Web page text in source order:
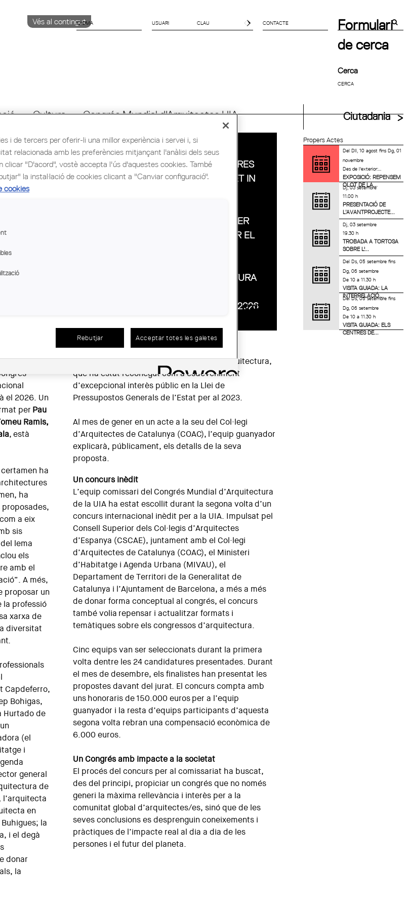
Vés al contingut
IDIOMA CONTACTE
Formulari
de cerca
Cerca
Cultura Congrés Mundial d'Arquitectes UIA Ciutadania
Propers Actes
DelDll, 10 agostfinsDg, 01
novembre
Des de l'exterior:...
EXPOSICIÓ: REPENSEM
OLOT DE LA...
Dj, 03 setembre
11.00 h
PRESENTACIÓ DE
L’AVANTPROJECTE...
Dj, 03 setembre
19.30 h
TROBADA A TORTOSA
SOBRE L'...
DelDs, 05 setembrefins
Dg, 06 setembre
De 10 a 11.30 h
VISITA GUIADA: LA
INTERRELACIÓ...
DelDs, 05 setembrefins
Dg, 06 setembre
De 10 a 11.30 h
VISITA GUIADA: ELS
CENTRES DE...
‘BECOMING,
ARCHITECTURES
FOR A PLANET IN
ESCOLLIDA PER
COMISSARIAR EL
D'ARQUITECTURA
BARCELONA 2026
és
el 2026. Un
per Pau
Ramis,
, està
ha
ha
a eix
sis
lema
els
amb el
A més,
proposar un
la professió
xarxa de
diversitat
Capdeferro,
Bohigas,
Hurtado de
(el
i
general
de
l’arquitecta
en
la
i el degà
donar
la
celebració d’aquest Congrés Mundial d’Arquitectura,
que ha estat reconegut com a esdeveniment
d’excepcional interès públic en la Llei de
Pressupostos Generals de l’Estat per al 2023.
Al mes de gener en un acte a la seu del Col·legi
d’Arquitectes de Catalunya (COAC), l’equip guanyador
explicarà, públicament, els detalls de la seva
proposta.
Un concurs inèdit
L’equip comissari del Congrés Mundial d’Arquitectura
de la UIA ha estat escollit durant la segona volta d’un
concurs internacional inèdit per a la UIA. Impulsat pel
Consell Superior dels Col·legis d’Arquitectes
d’Espanya (CSCAE), juntament amb el Col·legi
d’Arquitectes de Catalunya (COAC), el Ministeri
d’Habitatge i Agenda Urbana (MIVAU), el
Departament de Territori de la Generalitat de
Catalunya i l’Ajuntament de Barcelona, a més a més
de donar forma conceptual al congrés, el concurs
també volia repensar i actualitzar formats i
temàtiques sobre els congressos d’arquitectura.
Cinc equips van ser seleccionats durant la primera
volta dentre les 24 candidatures presentades. Durant
el mes de desembre, els finalistes han presentat les
propostes davant del jurat. El concurs compta amb
uns honoraris de 150.000 euros per a l’equip
guanyador i la resta d’equips participants d’aquesta
segona volta rebran una compensació econòmica de
6.000 euros.
Un Congrés amb impacte a la societat
El procés del concurs per al comissariat ha buscat,
des del principi, propiciar un congrés que no només
generi la màxima rellevància i interès per a la
comunitat global d’arquitectes/es, sinó que de les
seves conclusions es desprenguin coneixements i
pràctiques de l’impacte real al dia a dia de les
persones i el futur del planeta.
i de tercers per oferir-li una millor experiència i servei i, si
relacionada amb les preferències mitjançant l'anàlisi dels seus
clicar "D'acord", vostè accepta l'ús d'aquestes cookies. També
la instal·lació de cookies clicant a "Canviar configuració".
cookies
Rebutjar Acceptar totes les galetes